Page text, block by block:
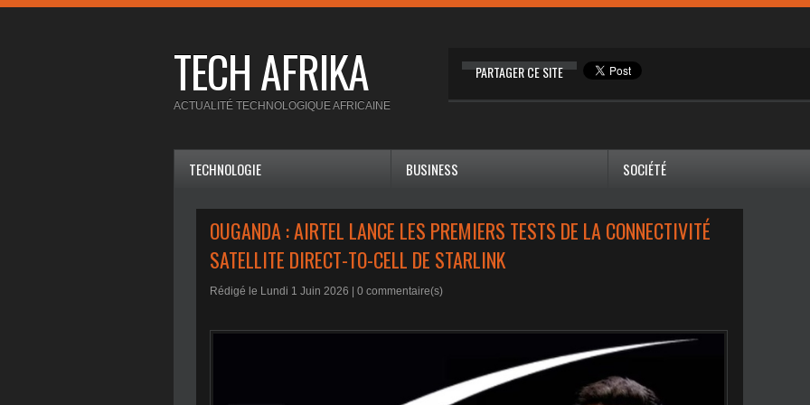
TECH AFRIKA PARTAGER CE SITE
ACTUALITÉ TECHNOLOGIQUE AFRICAINE
TECHNOLOGIE BUSINESS SOCIÉTÉ
OUGANDA : AIRTEL LANCE LES PREMIERS TESTS DE LA CONNECTIVITÉ
SATELLITE DIRECT-TO-CELL DE STARLINK
Rédigé le Lundi 1 Juin 2026 | 0 commentaire(s)